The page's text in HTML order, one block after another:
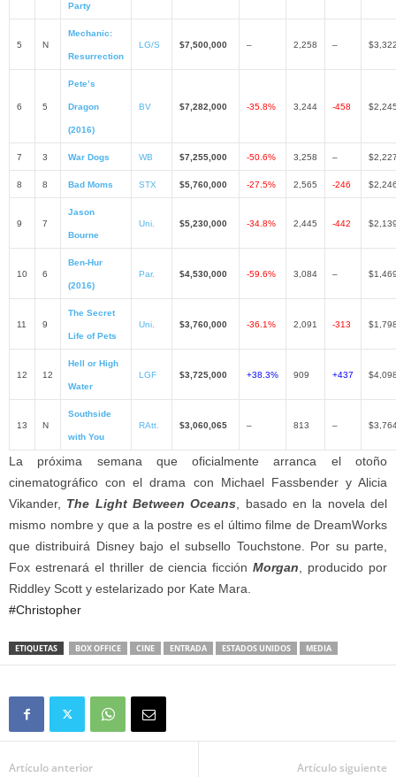
Party
5 N
Mechanic:
Resurrection
LG/S $7,500,000 – 2,258 –
6 5
Pete’s
Dragon
(2016)
BV $7,282,000 -35.8% 3,244 -458
7 3 War Dogs WB $7,255,000 -50.6% 3,258 –
8 8 Bad Moms STX $5,760,000 -27.5% 2,565 -246
9 7
Jason
Bourne
Uni. $5,230,000 -34.8% 2,445 -442
10 6
Ben-Hur
(2016)
Par. $4,530,000 -59.6% 3,084 –
11 9
The Secret
Life of Pets
Uni. $3,760,000 -36.1% 2,091 -313
12 12
Hell or High
Water
LGF $3,725,000 +38.3% 909 +437
13 N
Southside
with You
RAtt. $3,060,065 – 813 –
La próxima semana que oficialmente arranca el otoño
cinematográfico con el drama con Michael Fassbender y Alicia
Vikander, The Light Between Oceans , basado en la novela del
mismo nombre y que a la postre es el último filme de DreamWorks
que distribuirá Disney bajo el subsello Touchstone. Por su parte,
Fox estrenará el thriller de ciencia ficciónMorgan , producido por
Riddley Scott y estelarizado por Kate Mara.
#Christopher
ETIQUETAS BOX OFFICE CINE ENTRADA ESTADOS UNIDOS MEDIA
Artículo anterior Artículo siguiente